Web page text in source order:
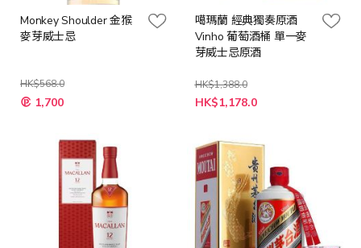
Monkey Shoulder 金猴
麥芽威士忌
HK$568.0
特
殊 1,700
噶瑪蘭 經典獨奏原酒
Vinho 葡萄酒桶 單一麥
芽威士忌原酒
HK$1,388.0
特
殊
HK$1,178.0